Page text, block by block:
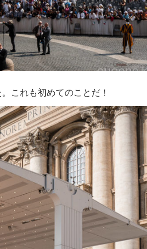
これも初めてのことだ！